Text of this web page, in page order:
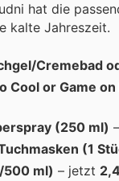
hat die
kalte Jahreszeit.
Cremebad
Cool or Game
(250 ml)
(1
500 ml) – jetzt